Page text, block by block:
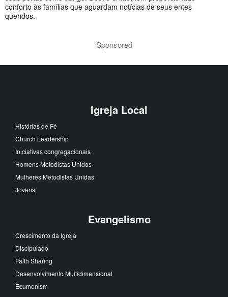
conforto às famílias que aguardam notícias de seus entes
queridos.
Sponsored
Igreja Local
Histórias de Fé
Church Leadership
Iniciativas congregacionais
Homens Metodistas Unidos
Mulheres Metodistas Unidas
Jovens
Evangelismo
Crescimento da Igreja
Discipulado
Faith Sharing
Desenvolvimento Multidimensional
Ecumenism